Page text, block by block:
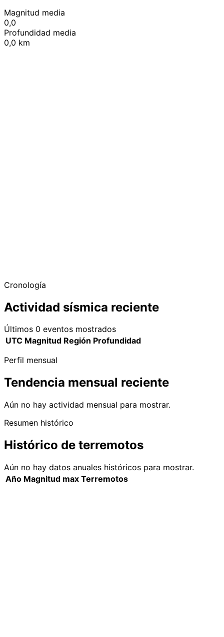
Magnitud media
0,0
Profundidad media
0,0 km
Cronología
Actividad sísmica reciente
Últimos 0 eventos mostrados
UTC Magnitud Región Profundidad
Perfil mensual
Tendencia mensual reciente
Aún no hay actividad mensual para mostrar.
Resumen histórico
Histórico de terremotos
Aún no hay datos anuales históricos para mostrar.
Año Magnitud max Terremotos